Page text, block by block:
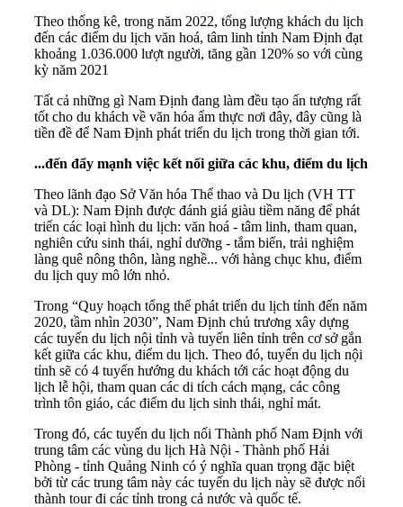
Theo thống kê, trong năm 2022, tổng lượng khách du lịch
đến các điểm du lịch văn hoá, tâm linh tỉnh Nam Định đạt
khoảng 1.036.000 lượt người, tăng gần 120% so với cùng
kỳ năm 2021
Tất cả những gì Nam Định đang làm đều tạo ấn tượng rất
tốt cho du khách về văn hóa ẩm thực nơi đây, đây cũng là
tiền đề để Nam Định phát triển du lịch trong thời gian tới.
...đến đẩy mạnh việc kết nối giữa các khu, điểm du lịch
Theo lãnh đạo Sở Văn hóa Thể thao và Du lịch (VH TT
và DL): Nam Định được đánh giá giàu tiềm năng để phát
triển các loại hình du lịch: văn hoá - tâm linh, tham quan,
nghiên cứu sinh thái, nghỉ dưỡng - tắm biển, trải nghiệm
làng quê nông thôn, làng nghề... với hàng chục khu, điểm
du lịch quy mô lớn nhỏ.
Trong “Quy hoạch tổng thể phát triển du lịch tỉnh đến năm
2020, tầm nhìn 2030”, Nam Định chủ trương xây dựng
các tuyến du lịch nội tỉnh và tuyến liên tỉnh trên cơ sở gắn
kết giữa các khu, điểm du lịch. Theo đó, tuyến du lịch nội
tỉnh sẽ có 4 tuyến hướng du khách tới các hoạt động du
lịch lễ hội, tham quan các di tích cách mạng, các công
trình tôn giáo, các điểm du lịch sinh thái, nghỉ mát.
Trong đó, các tuyến du lịch nối Thành phố Nam Định với
trung tâm các vùng du lịch Hà Nội - Thành phố Hải
Phòng - tỉnh Quảng Ninh có ý nghĩa quan trọng đặc biệt
bởi từ các trung tâm này các tuyến du lịch này sẽ được nối
thành tour đi các tỉnh trong cả nước và quốc tế.